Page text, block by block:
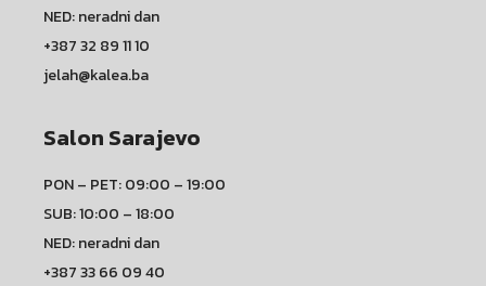
NED: neradni dan
+387 32 89 11 10
jelah@kalea.ba
Salon Sarajevo
PON – PET: 09:00 – 19:00
SUB: 10:00 – 18:00
NED: neradni dan
+387 33 66 09 40